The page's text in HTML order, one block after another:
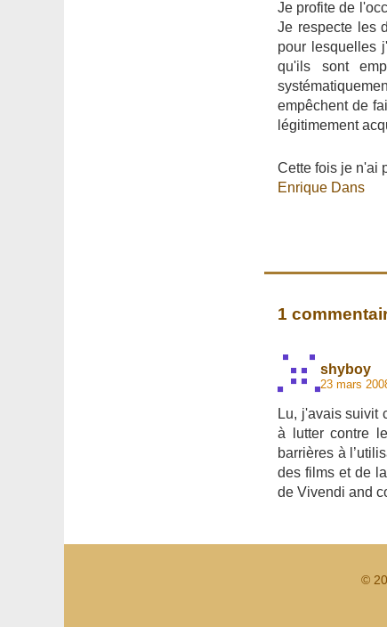
Je profite de
Je respecte les
pour lesquelles
qu'ils sont
empêchent de
légitimement
Cette fois je n'ai
Enrique Dans
1
shyboy
23 mars
Lu, j'avais suivit
à lutter contre
barrières à
des films et de
de Vivendi and
©